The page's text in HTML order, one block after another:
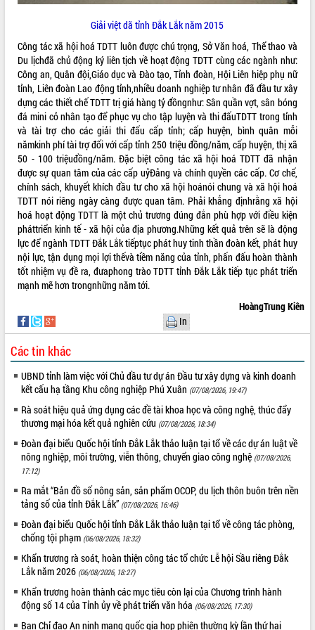
phát triển nền kinh tế xanh tại tỉnh
Đắk Lắk”
Tăng cường giám sát, đôn đốc thực
hiện nhiệm vụ quản lý tài sản công
hàng tuần
Tháo gỡ những vướng mắc, đẩy mạnh
công tác cải cách thủ tục hành chính
tại Trung tâm Phục vụ hành chính
công tỉnh
Đắk Lắk: Tôn vinh 46 giải pháp tại Hội
thi Sáng tạo Kỹ thuật 2024 - 2025
Đắk Lắk rà soát, điều chỉnh Đề án 190
về phát triển nuôi trồng thủy sản
Phó Chủ tịch UBND tỉnh Đắk Lắk
Trương Công Thái kiểm tra thực địa
Dự án cao tốc Khánh Hòa - Buôn Ma
Thuột
Định vị cà phê Việt Nam như một “di
Xây dựng nông thôn mới: Nâng cao đời
sống người dân từ những mô hình thiết
thực
Quyết liệt tháo gỡ vướng mắc, đẩy
nhanh tiến độ các dự án trọng điểm
trong Khu kinh tế Nam Phú Yên
Hòn Yến phát triển du lịch gắn với bảo
tồn biển
Lấy ý kiến điều chỉnh Quy hoạch tỉnh
Đắk Lắk thời kỳ 2021-2030, tầm nhìn
đến năm 2050
Phát động chiến dịch 30 ngày đêm
giải phóng mặt bằng Tuyến đường bộ
Đắk Lắk nỗ lực thúc đẩy tăng trưởng
kinh tế từ 10% trở lên trong Quý
II/2026
Đắk Lắk ký kết thỏa thuận hợp tác về
chuyển đổi số giai đoạn 2026 – 2030
với Tập đoàn Bưu chính Viễn thông
Việt Nam
Giải việt dã tỉnh Đắk Lắk năm 2015
Công tác xã hội hoá TDTT luôn được chú trọng, Sở Văn hoá, Thể thao và
Du lịchđã chủ động ký liên tịch về hoạt động TDTT cùng các ngành như:
Công an, Quân đội,Giáo dục và Đào tạo, Tỉnh đoàn, Hội Liên hiệp phụ nữ
tỉnh, Liên đoàn Lao động tỉnh,nhiều doanh nghiệp tư nhân đã đầu tư xây
dựng các thiết chế TDTT trị giá hàng tỷ đồngnhư: Sân quần vợt, sân bóng
đá mini cỏ nhân tạo để phục vụ cho tập luyện và thi đấuTDTT trong tỉnh
và tài trợ cho các giải thi đấu cấp tỉnh; cấp huyện, bình quân mỗi
nămkinh phí tài trợ đối với cấp tỉnh 250 triệu đồng/năm, cấp huyện, thị xã
50 - 100 triệuđồng/năm. Đặc biệt công tác xã hội hoá TDTT đã nhận
được sự quan tâm của các cấp uỷĐảng và chính quyền các cấp. Cơ chế,
chính sách, khuyết khích đầu tư cho xã hội hoánói chung và xã hội hoá
TDTT nói riêng ngày càng được quan tâm. Phải khẳng địnhrằng xã hội
hoá hoạt động TDTT là một chủ trương đúng đắn phù hợp với điều kiện
pháttriển kinh tế - xã hội của địa phương.Những kết quả trên sẽ là động
lực để ngành TDTT Đắk Lắk tiếptục phát huy tinh thần đoàn kết, phát huy
nội lực, tận dụng mọi lợi thếvà tiềm năng của tỉnh, phấn đấu hoàn thành
tốt nhiệm vụ đề ra, đưaphong trào TDTT tỉnh Đắk Lắk tiếp tục phát triển
mạnh mẽ hơn trongnhững năm tới.
HoàngTrung Kiên
In
Các tin khác
UBND tỉnh làm việc với Chủ đầu tư dự án Đầu tư xây dựng và kinh doanh
kết cấu hạ tầng Khu công nghiệp Phú Xuân (07/08/2026, 19:47)
Rà soát hiệu quả ứng dụng các đề tài khoa học và công nghệ, thúc đẩy
thương mại hóa kết quả nghiên cứu (07/08/2026, 18:34)
Đoàn đại biểu Quốc hội tỉnh Đắk Lắk thảo luận tại tổ về các dự án luật về
nông nghiệp, môi trường, viễn thông, chuyển giao công nghệ (07/08/2026,
17:12)
Ra mắt “Bản đồ số nông sản, sản phẩm OCOP, du lịch thôn buôn trên nền
tảng số của tỉnh Đắk Lắk” (07/08/2026, 16:46)
Đoàn đại biểu Quốc hội tỉnh Đắk Lắk thảo luận tại tổ về công tác phòng,
chống tội phạm (06/08/2026, 18:32)
Khẩn trương rà soát, hoàn thiện công tác tổ chức Lễ hội Sầu riêng Đắk
Lắk năm 2026 (06/08/2026, 18:27)
Khẩn trương hoàn thành các mục tiêu còn lại của Chương trình hành
động số 14 của Tỉnh ủy về phát triển văn hóa (06/08/2026, 17:30)
Ban Chỉ đạo An ninh mạng quốc gia họp phiên thường kỳ lần thứ hai